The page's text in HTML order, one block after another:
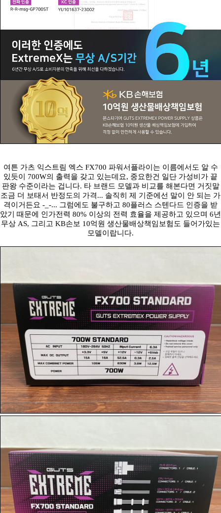
여튼 가츠 익스트림 엑스 FX700 파워서플라이는 이름에서도 알 수
있듯이 700W의 출력을 갖고 있는데요, 중요한건 일단 가성비가 끝
판왕 수준이라는 겁니다. 타 브랜드 모델과 비교를 해본다면 거짓말
조금 더 보태서 반정도의 가격... 솔직히 제 기준에선 말이 안 되는 가
격이거든요 -_-... 그럼에도 불구하고 80플러스 스텐다드 인증을 받
았기 때문에 인가전력 80% 이상의 전력 효율을 제공하고 있으며 6년
무상 AS, 그리고 KB손보 10억원 생산물배상책임보험도 들어가있는
모델이랍니다.